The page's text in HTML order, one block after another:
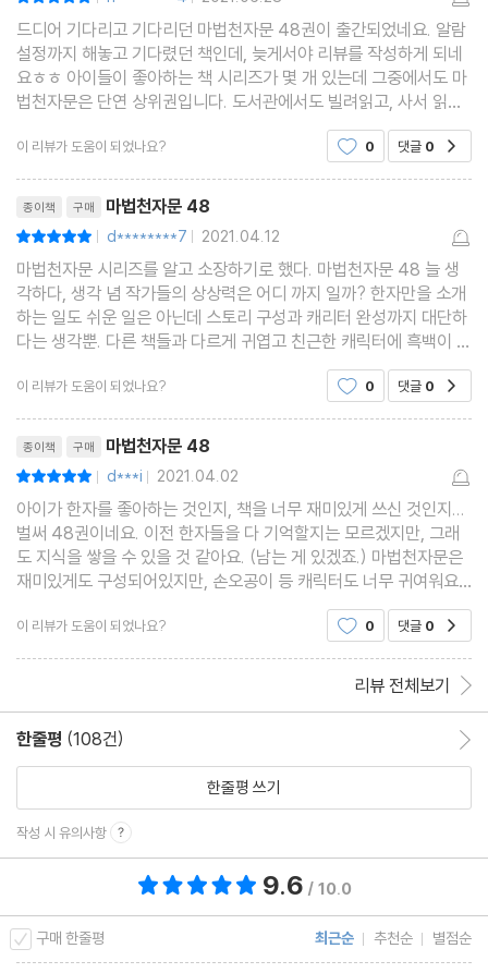
드디어 기다리고 기다리던 마법천자문 48권이 출간되었네요. 알람
설정까지 해놓고 기다렸던 책인데, 늦게서야 리뷰를 작성하게 되네
요ㅎㅎ 아이들이 좋아하는 책 시리즈가 몇 개 있는데 그중에서도 마
법천자문은 단연 상위권입니다. 도서관에서도 빌려읽고, 사서 읽고,
읽은 책 또 읽고... 얼마나 좋아하는지 몰라요. 한자 공부도 되니까
참 유익하구나ㅡ생각했는데 기억나는 한자는 없다
이 리뷰가 도움이 되었나요? 0 댓글 0
종이책 구매 마법천자문 48
| d********7 | 2021.04.12
마법천자문 시리즈를 알고 소장하기로 했다. 마법천자문 48 늘 생
각하다, 생각 념 작가들의 상상력은 어디 까지 일까? 한자만을 소개
하는 일도 쉬운 일은 아닌데 스토리 구성과 캐리터 완성까지 대단하
다는 생각뿐. 다른 책들과 다르게 귀엽고 친근한 캐릭터에 흑백이 아
닌 칼라로 이루어져 있어 입체감과 생동감이 느껴지기 때문에 아이
들도 좋아하고 어른들고 좋아하는 것이 아닐까란
이 리뷰가 도움이 되었나요? 0 댓글 0
종이책 구매 마법천자문 48
| d***i | 2021.04.02
아이가 한자를 좋아하는 것인지, 책을 너무 재미있게 쓰신 것인지...
벌써 48권이네요. 이전 한자들을 다 기억할지는 모르겠지만, 그래
도 지식을 쌓을 수 있을 것 같아요. (남는 게 있겠죠.) 마법천자문은
재미있게도 구성되어있지만, 손오공이 등 캐릭터도 너무 귀여워요.
생각 념(念)이란 한자로 풀어가는 48번째 이야기 너무 흥미롭고 재
미있어요. 한 번
이 리뷰가 도움이 되었나요? 0 댓글 0
리뷰 전체보기
한줄평 (108건)
한줄평 쓰기
작성 시 유의사항
9.6 / 10.0
구매 한줄평 최근순 추천순 별점순